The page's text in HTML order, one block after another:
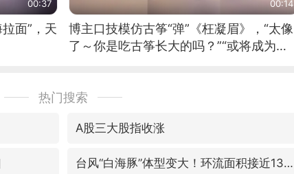
00:37
面”，天
00:14
博主口技模仿古筝“弹”《枉凝眉》，“太像
了～你是吃古筝长大的吗？”“或将成为首
热门搜索
A股三大股指收涨
台风“白海豚”体型变大！环流面积接近13个浙江那么大